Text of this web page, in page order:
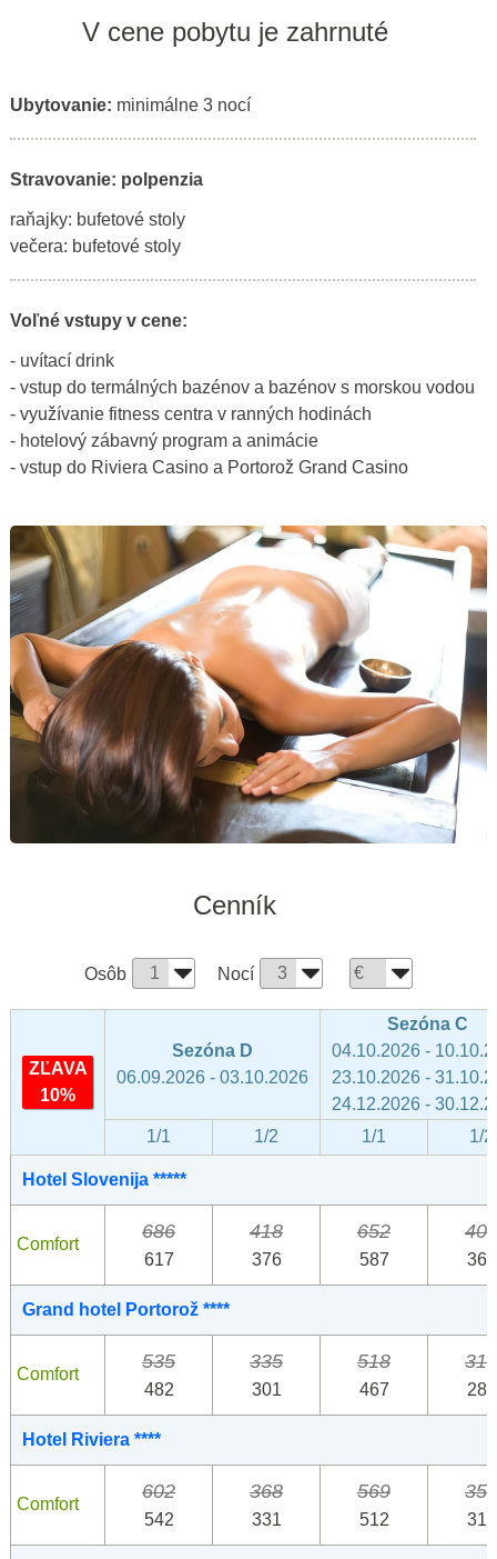
V cene pobytu je zahrnuté
Ubytovanie: minimálne 3 nocí
Stravovanie: polpenzia
raňajky: bufetové stoly
večera: bufetové stoly
Voľné vstupy v cene:
- uvítací drink
- vstup do termálných bazénov a bazénov s morskou vodou
- využívanie fitness centra v ranných hodinách
- hotelový zábavný program a animácie
- vstup do Riviera Casino a Portorož Grand Casino
Cenník
Osôb Nocí
ZĽAVA
10%
Sezóna D
06.09.2026 - 03.10.2026
Sezóna C
04.10.2026 -
23.10.2026 -
24.12.2026 -
1/1
1/2 1/1 1/2
Hotel Slovenija *****
Comfort
686
617
418
376
652
587
401
361
Grand hotel Portorož ****
Comfort
535
482
335
301
518
467
318
286
Hotel Riviera ****
Comfort
602
542
368
331
569
512
351
316